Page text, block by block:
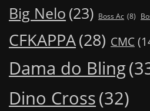
Big Nelo (23) Boss Ac (8)
CFKAPPA(28) CMC
Dama do Bling
Dino Cross(32)